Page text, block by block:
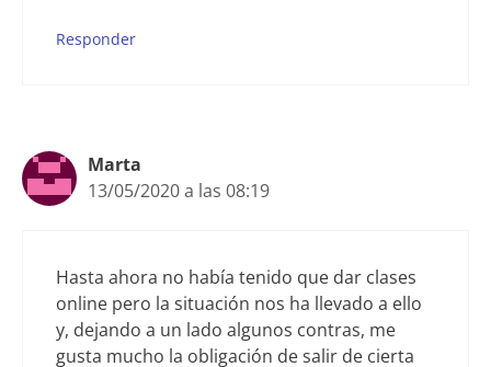
Responder
Marta
13/05/2020 a las 08:19
Hasta ahora no había tenido que dar clases
online pero la situación nos ha llevado a ello
y, dejando a un lado algunos contras, me
gusta mucho la obligación de salir de cierta